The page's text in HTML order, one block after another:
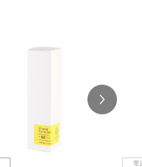
常